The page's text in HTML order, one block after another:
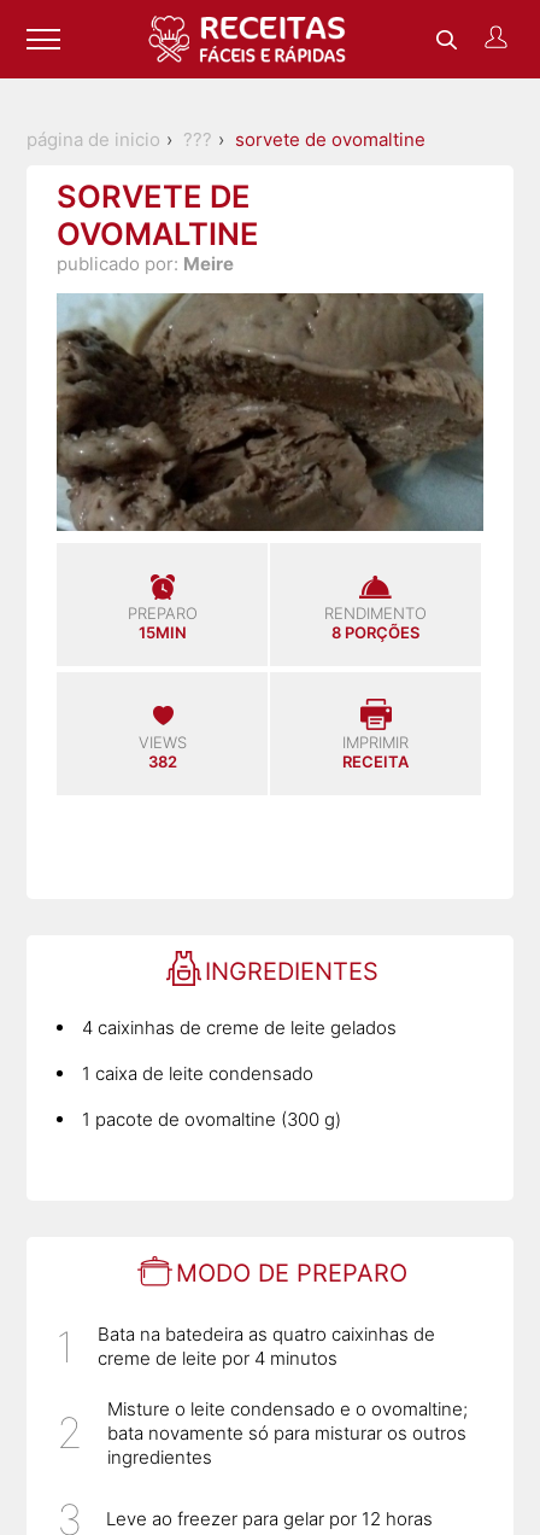
página de inicio ??? sorvete de ovomaltine
SORVETE DE
OVOMALTINE
publicado por: Meire
PREPARO
15MIN
RENDIMENTO
8 PORÇÕES
VIEWS
382
IMPRIMIR
RECEITA
INGREDIENTES
4 caixinhas de creme de leite gelados
1 caixa de leite condensado
1 pacote de ovomaltine (300 g)
MODO DE PREPARO
Bata na batedeira as quatro caixinhas de
creme de leite por 4 minutos
Misture o leite condensado e o ovomaltine;
bata novamente só para misturar os outros
ingredientes
Leve ao freezer para gelar por 12 horas